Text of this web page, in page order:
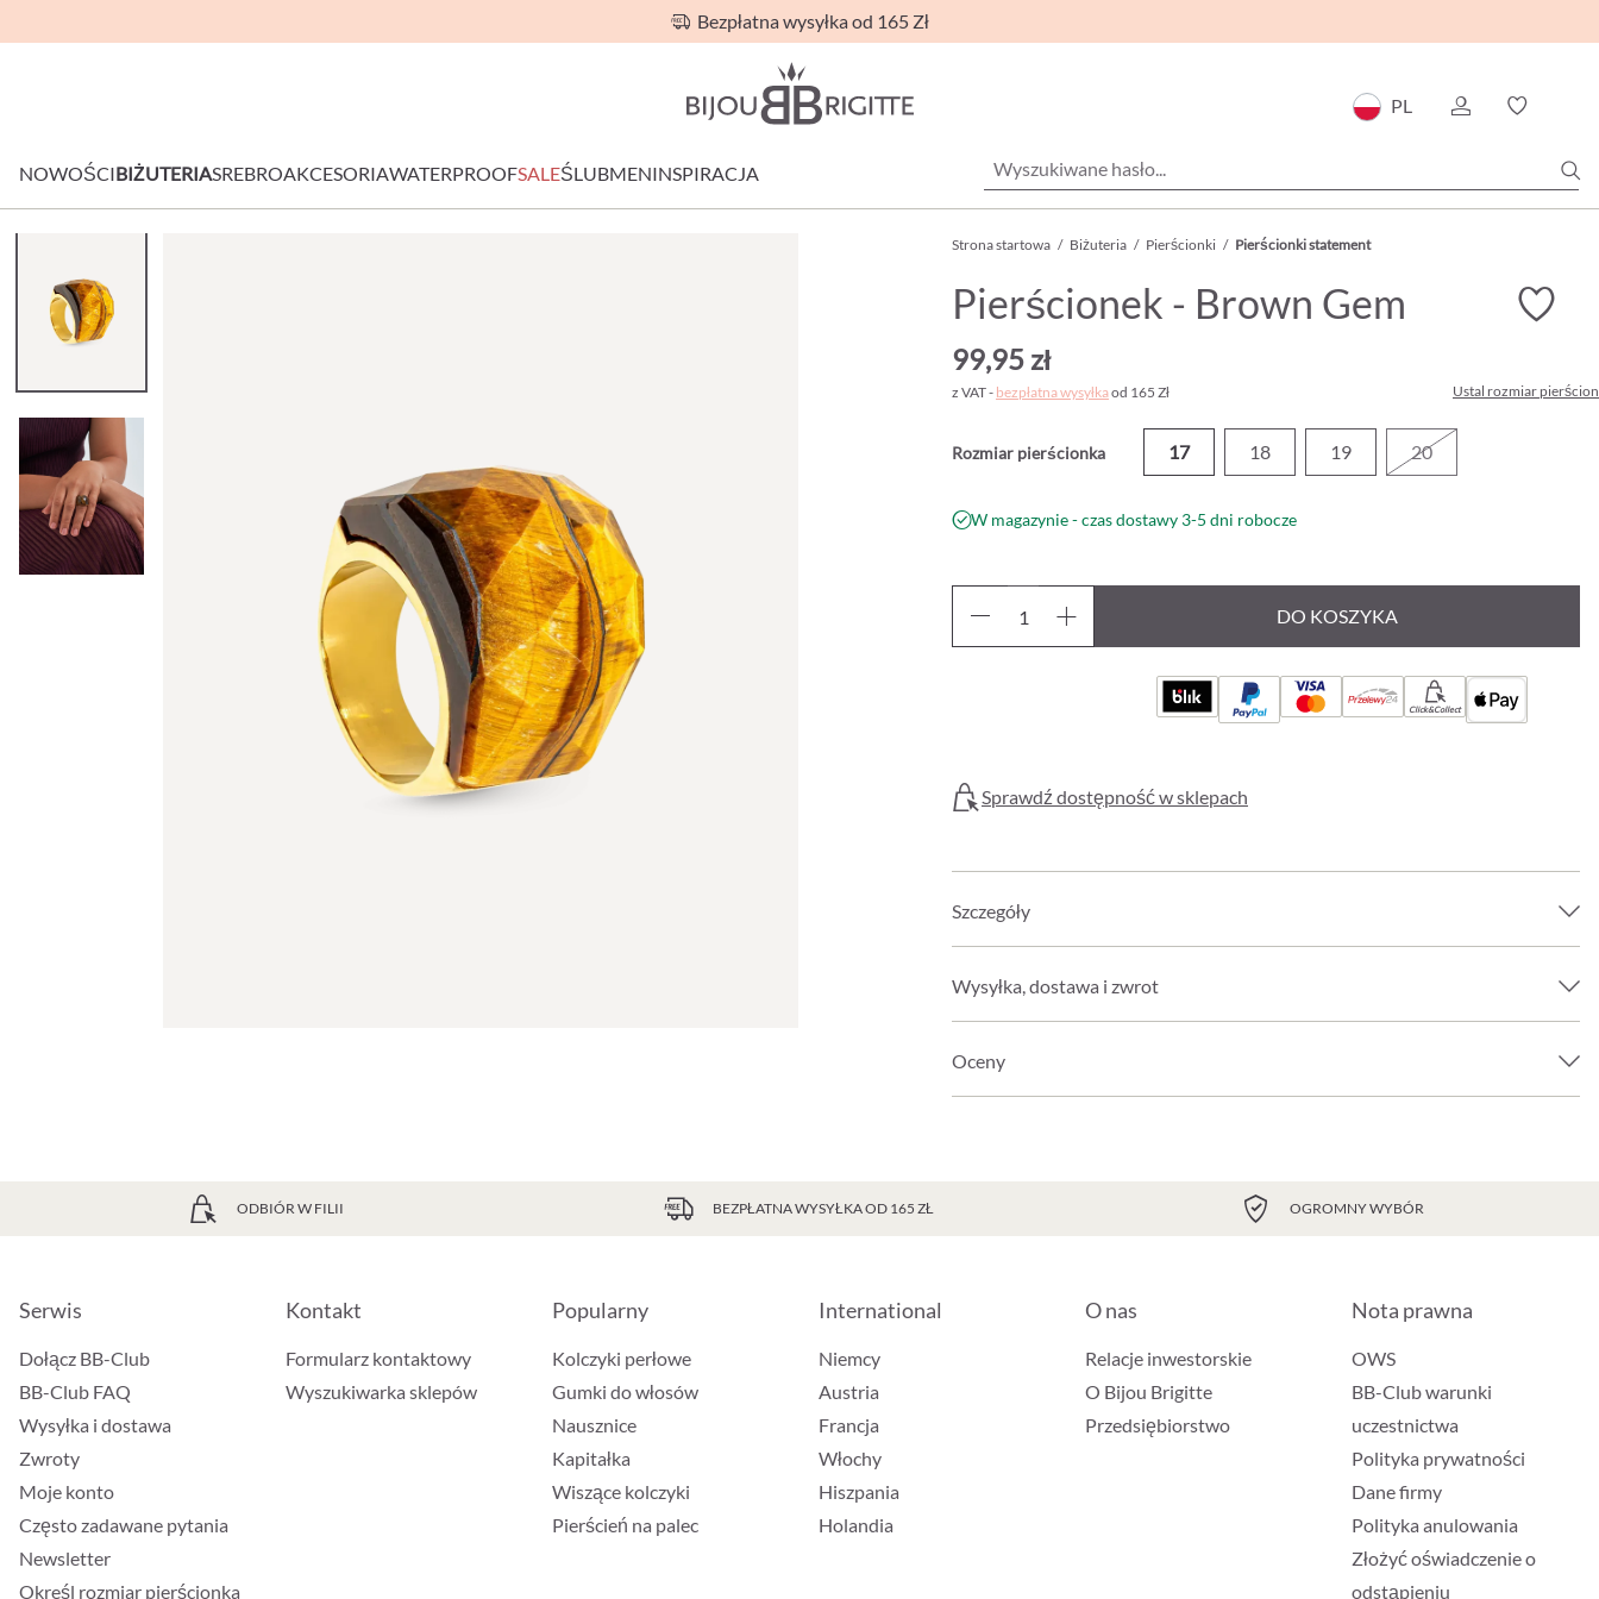
Bezpłatna wysyłka od 165 Zł
PL
NOWOŚCIBIŻUTERIASREBROAKCESORIAWATERPROOFSALEŚLUBMENINSPIRACJA
Strona startowa / Biżuteria / Pierścionki / Pierścionki statement
Pierścionek - Brown Gem
99,95 zł
z VAT - bezpłatna wysyłkaod 165 Zł Ustal rozmiar
Rozmiar pierścionka 17 18 19 20
W magazynie - czas dostawy 3-5 dni robocze
DO KOSZYKA
Click&Collect
Sprawdź dostępność w sklepach
Szczegóły
Wysyłka, dostawa i zwrot
Oceny
ODBIÓR W FILII BEZPŁATNA WYSYŁKA OD 165 ZŁ OGROMNY WYBÓR
Serwis
Dołącz BB-Club
BB-Club FAQ
Wysyłka i dostawa
Zwroty
Moje konto
Często zadawane pytania
Newsletter
Określ rozmiar pierścionka
Kontakt
Formularz kontaktowy
Wyszukiwarka sklepów
Popularny
Kolczyki perłowe
Gumki do włosów
Nausznice
Kapitałka
Wiszące kolczyki
Pierścień na palec
International
Niemcy
Austria
Francja
Włochy
Hiszpania
Holandia
O nas
Relacje inwestorskie
O Bijou Brigitte
Przedsiębiorstwo
Nota prawna
OWS
BB-Club warunki
uczestnictwa
Polityka prywatności
Dane firmy
Polityka anulowania
Złożyć oświadczenie o
odstąpieniu